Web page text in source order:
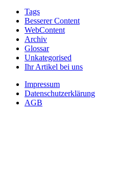
Tags
Besserer Content
WebContent
Archiv
Glossar
Unkategorised
Ihr Artikel bei uns
Impressum
Datenschutzerklärung
AGB